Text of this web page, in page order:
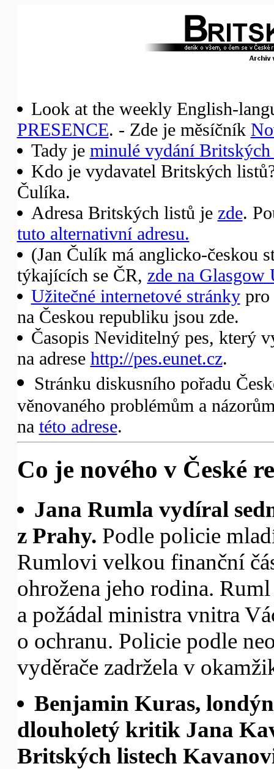
Look at the weekly English-
PRESENCE. - Zde je měsíčník
Tady je minulé vydání
Kdo je vydavatel Britských
Čulíka.
Adresa Britských listů je zde.
tuto alternativní adresu.
(Jan Čulík má anglicko-českou
týkajících se ČR, zde na Glasgow
Užitečné internetové stránkypro
na Českou republiku jsou zde.
Časopis Neviditelný pes, který
na adrese http://pes.eunet.cz.
Stránku diskusního pořadu
věnovaného problémům a
na této adrese.
Co je nového v České
Jana Rumla vydíral
z Prahy. Podle policie
Rumlovi velkou finanční
ohrožena jeho rodina.
a požádal ministra vnitra
o ochranu. Policie podle
vyděrače zadržela v
Benjamin Kuras,
dlouholetý kritik Jana
Britských listech